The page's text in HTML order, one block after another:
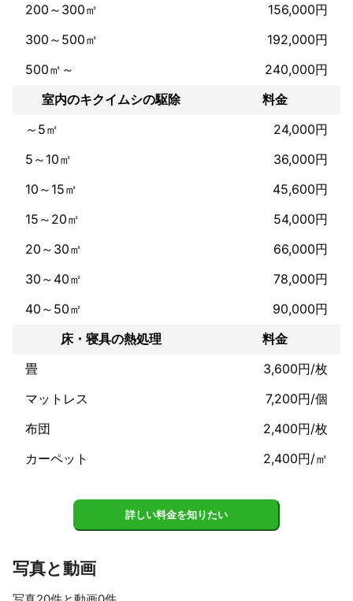
습니다・Tôi hứa sẽ loại bỏ hoàn toàn nó
┏━━━━━━━━━━━━━━━━┓
初めまして、ご覧頂きありがとございます♪︎
軽く弊社の自己紹介・このサービスについてご説明いたします。
トコジラミ駆除　弊社代表の　藤岡　私が基本的に担当いたしま
す。
私は大家族のパパでとても気さくで話しやすい人間です♪︎
安心して疑問や不安や値引きなどぶつけちゃってください＊
相見積もりされるお客様へ注意喚起！
保証があるか確認、2回作業で確実に
かと思いますので気をつけてください
※[駆除屋BEAMの強み]※
に完全駆除します。
◎赤ちゃんやお年寄り薬剤に弱い方が触れても大丈夫な安心安全
◎施工後30~100日保証がお付けします。確実に駆除するので保証
を使われる方は僅か3%未満！
200～300㎡
156,000円
300～500㎡
192,000円
500㎡～
240,000円
室内のキクイムシの駆除
料金
～5㎡
24,000円
5～10㎡
36,000円
10～15㎡
45,600円
15～20㎡
54,000円
20～30㎡
66,000円
30～40㎡
78,000円
40～50㎡
90,000円
床・寝具の熱処理
料金
畳
3,600円/枚
マットレス
7,200円/個
布団
2,400円/枚
カーペット
2,400円/㎡
詳しい料金を知りたい
写真と動画